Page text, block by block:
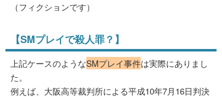
（フィクションです）
【SMプレイで殺人罪？】
上記ケースのようなSMプレイ事件は実際にありまし
た。
例えば、大阪高等裁判所による平成10年7月16日判決